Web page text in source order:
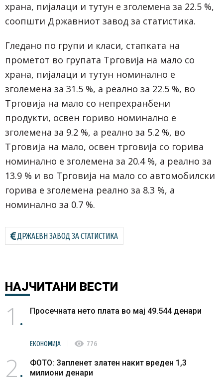
храна, пијалаци и тутун е зголемена за 22.5 %,
соопшти Државниот завод за статистика.
Гледано по групи и класи, стапката на
прометот во групата Трговија на мало со
храна, пијалаци и тутун номинално е
зголемена за 31.5 %, а реално за 22.5 %, во
Трговија на мало со непрехранбени
продукти, освен гориво номинално е
зголемена за 9.2 %, а реално за 5.2 %, во
Трговија на мало, освен трговија со горива
номинално е зголемена за 20.4 %, а реално за
13.9 % и во Трговија на мало со автомобилски
горива е зголемена реално за 8.3 %, а
номинално за 0.7 %.
ДРЖАЕВН ЗАВОД ЗА СТАТИСТИКА
НАЈЧИТАНИ ВЕСТИ
1 Просечната нето плата во мај 49.544 денари
ЕКОНОМИЈА visibility 776
2
ФОТО: Запленет златен накит вреден 1,3
милиони денари